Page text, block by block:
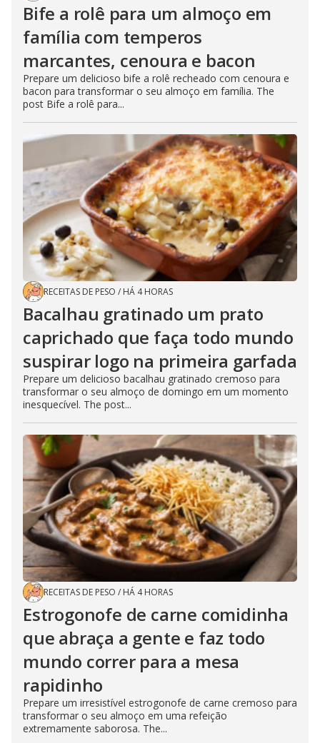
Bife a rolê para um almoço em
família com temperos
marcantes, cenoura e bacon
Prepare um delicioso bife a rolê recheado com cenoura e
bacon para transformar o seu almoço em família. The
post Bife a rolê para...
RECEITAS DE PESO / HÁ 4 HORAS
Bacalhau gratinado um prato
caprichado que faça todo mundo
suspirar logo na primeira garfada
Prepare um delicioso bacalhau gratinado cremoso para
transformar o seu almoço de domingo em um momento
inesquecível. The post...
RECEITAS DE PESO / HÁ 4 HORAS
Estrogonofe de carne comidinha
que abraça a gente e faz todo
mundo correr para a mesa
rapidinho
Prepare um irresistível estrogonofe de carne cremoso para
transformar o seu almoço em uma refeição
extremamente saborosa. The...